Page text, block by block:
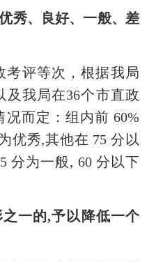
秀、良好、一般、差
考评等次，根据我局
及我局在36个市直政
况而定 ： 组内前 60%
优秀,其他在 75 分以
分为一般, 60 分以下
一的,予以降低一个